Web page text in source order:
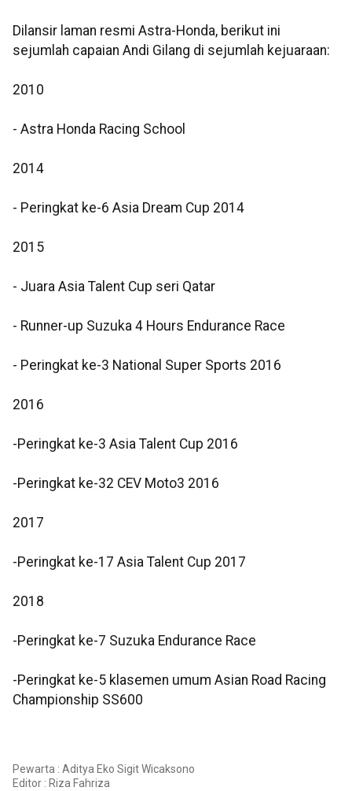
Dilansir laman resmi Astra-Honda, berikut ini
sejumlah capaian Andi Gilang di sejumlah kejuaraan:
2010
- Astra Honda Racing School
2014
- Peringkat ke-6 Asia Dream Cup 2014
2015
- Juara Asia Talent Cup seri Qatar
- Runner-up Suzuka 4 Hours Endurance Race
- Peringkat ke-3 National Super Sports 2016
2016
-Peringkat ke-3 Asia Talent Cup 2016
-Peringkat ke-32 CEV Moto3 2016
2017
-Peringkat ke-17 Asia Talent Cup 2017
2018
-Peringkat ke-7 Suzuka Endurance Race
-Peringkat ke-5 klasemen umum Asian Road Racing
Championship SS600
Pewarta : Aditya Eko Sigit Wicaksono
Editor : Riza Fahriza